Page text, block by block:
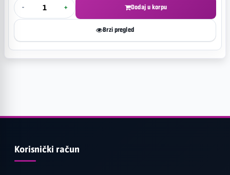
- + Dodaj u korpu
Brzi pregled
Korisnički račun